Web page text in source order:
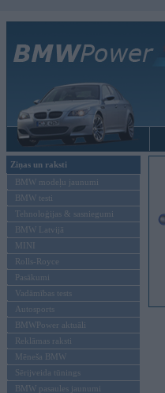
Ziņas un raksti
BMW modeļu jaunumi
BMW testi
Tehnoloģijas & sasniegumi
BMW Latvijā
MINI
Rolls-Royce
Pasākumi
Vadāmības tests
Autosports
BMWPower aktuāli
Reklāmas raksti
Mēneša BMW
Sērijveida tūnings
BMW pasaules jaunumi